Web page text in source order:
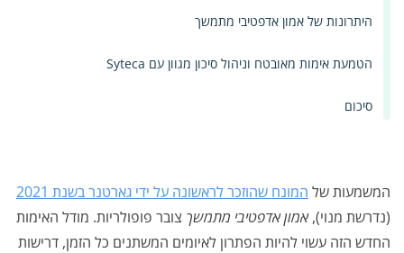
המשמעות של המונח שהוזכר לראשונה על ידי גארטנר בשנת 2021
(נדרשת מנוי),אמון אדפטיבי מתמשך צובר פופולריות. מודל האימות
החדש הזה עשוי להיות הפתרון לאיומים המשתנים כל הזמן, דרישות
היתרונות של אמון אדפטיבי מתמשך
הטמעת אימות מאובטח וניהול סיכון מגוון עם Syteca
סיכום